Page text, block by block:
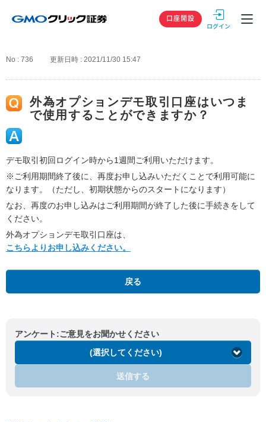
GMOクリック
口座開設
No : 736 更新日時 : 2021/11/30 15:47
外為オプションデモ取引口座はいつま
で使用することができますか？
デモ取引初回ログイン時から1週間ご利用いただけます。
※ご利用期間終了後に、再度お申し込みいただくことで利用可能に
なります。（ただし、初期状態からのスタートになります）
なお、再度のお申し込みはご利用期間が終了した後に手続きをして
ください。
外為オプションデモ取引口座は、
こちらよりお申し込みください。
戻る
アンケート:ご意見をお聞かせください
(選択してください)
送信する